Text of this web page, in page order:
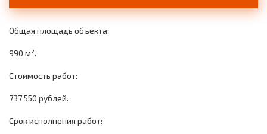
Общая площадь объекта:
990 м².
Стоимость работ:
737 550 рублей.
Срок исполнения работ: